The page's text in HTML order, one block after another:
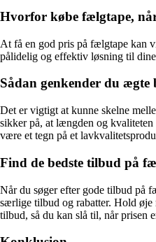
Hvorfor købe fælgtape,
At få en god pris på fælgtape kan
pålidelig og effektiv løsning til
Sådan genkender du
Det er vigtigt at kunne skelne
sikker på, at længden og
være et tegn på et
Find de bedste tilbud på
Når du søger efter gode tilbud på
særlige tilbud og rabatter. Hold
tilbud, så du kan slå til, når prisen